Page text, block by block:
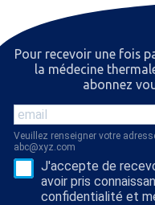
Pour recevoir une fois
la médecine
abonnez
Veuillez renseigner votre
abc@xyz.com
J'accepte de
avoir pris
confidentialité et